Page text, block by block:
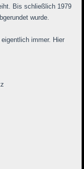
Bis schließlich 1979
wurde.
immer. Hier